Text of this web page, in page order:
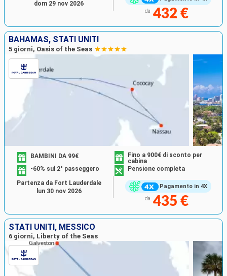
da 432 €
dom 29 nov 2026
BAHAMAS, STATI UNITI
5 giorni, Oasis of the Seas
Pagamento in 4X
BAMBINI DA 99€
Fino a 900€ di sconto per
cabina
-60% sul 2° passeggero
Pensione completa
da 435 €
Partenza da Fort Lauderdale
lun 30 nov 2026
STATI UNITI, MESSICO
6 giorni, Liberty of the Seas